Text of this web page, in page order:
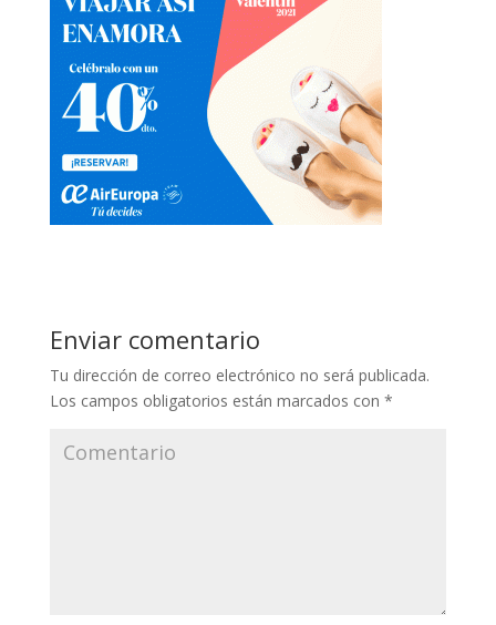
Enviar comentario
Tu dirección de correo electrónico no será publicada.
Los campos obligatorios están marcados con *